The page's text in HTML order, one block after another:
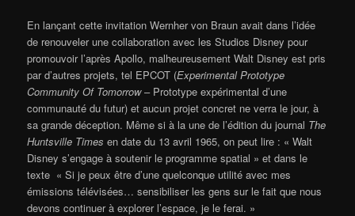
En lançant cette invitation Wernher von Braun avait dans l’idée
de renouveler une collaboration avec les Studios Disney pour
promouvoir l’après Apollo, malheureusement Walt Disney est pris
par d’autres projets, tel EPCOT (Experimental Prototype
Community Of Tomorrow– Prototype expérimental d’une
communauté du futur) et aucun projet concret ne verra le jour, à
sa grande déception. Même si à la une de l’édition du journal The
Huntsville Times en date du 13 avril 1965, on peut lire : « Walt
Disney s’engage à soutenir le programme spatial » et dans le
texte « Si je peux être d’une quelconque utilité avec mes
émissions télévisées… sensibiliser les gens sur le fait que nous
devons continuer à explorer l’espace, je le ferai. »